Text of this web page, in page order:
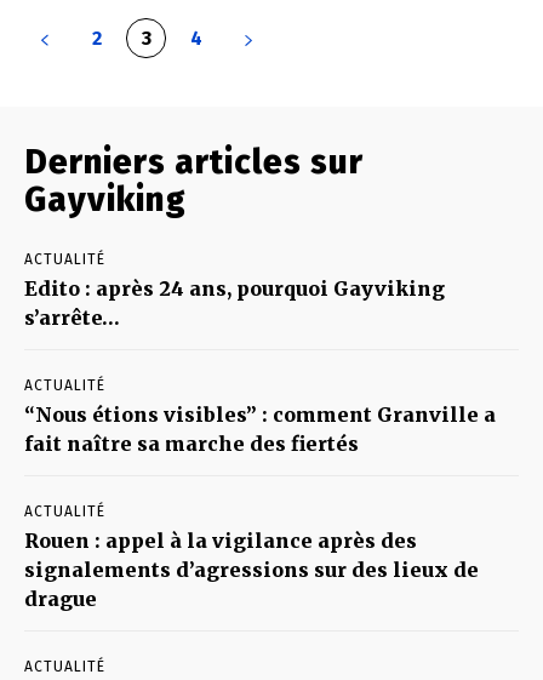
2 3 4
Derniers articles sur
Gayviking
ACTUALITÉ
Edito : après 24 ans, pourquoi Gayviking
s’arrête…
ACTUALITÉ
“Nous étions visibles” : comment Granville a
fait naître sa marche des fiertés
ACTUALITÉ
Rouen : appel à la vigilance après des
signalements d’agressions sur des lieux de
drague
ACTUALITÉ